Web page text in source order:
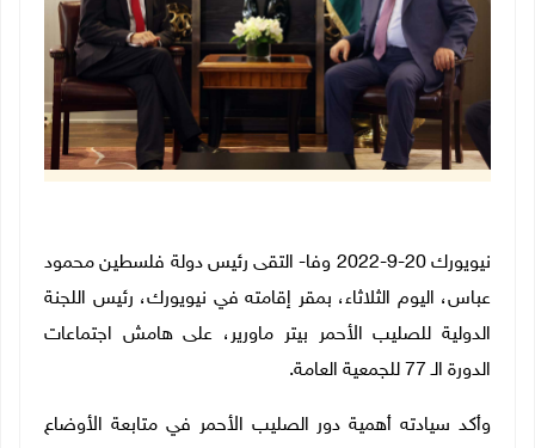
نيويورك 20-9-2022 وفا- التقى رئيس دولة فلسطين محمود
عباس، اليوم الثلاثاء، بمقر إقامته في نيويورك، رئيس اللجنة
الدولية للصليب الأحمر بيتر ماورير، على هامش اجتماعات
الدورة الـ 77 للجمعية العامة
.
وأكد سيادته أهمية دور الصليب الأحمر في متابعة الأوضاع